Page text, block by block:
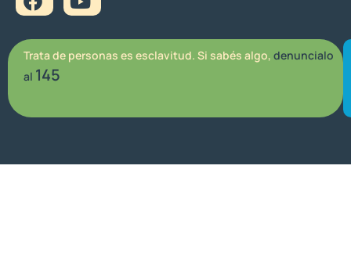
Trata de personas es esclavitud. Si sabés algo, denuncialo
al 145